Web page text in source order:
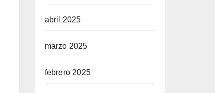
abril 2025
marzo 2025
febrero 2025